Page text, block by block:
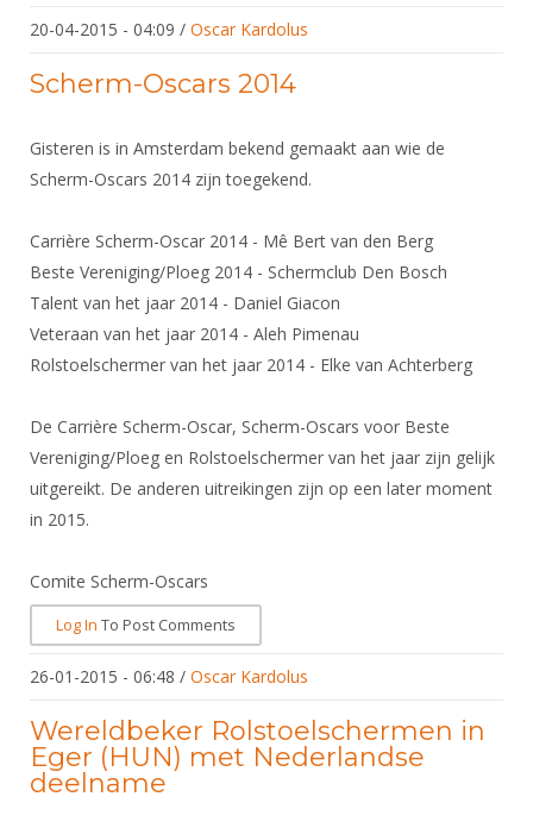
20-04-2015 - 04:09 / Oscar Kardolus
Scherm-Oscars 2014
Gisteren is in Amsterdam bekend gemaakt aan wie de
Scherm-Oscars 2014 zijn toegekend.
Carrière Scherm-Oscar 2014 - Mê Bert van den Berg
Beste Vereniging/Ploeg 2014 - Schermclub Den Bosch
Talent van het jaar 2014 - Daniel Giacon
Veteraan van het jaar 2014 - Aleh Pimenau
Rolstoelschermer van het jaar 2014 - Elke van Achterberg
De Carrière Scherm-Oscar, Scherm-Oscars voor Beste
Vereniging/Ploeg en Rolstoelschermer van het jaar zijn gelijk
uitgereikt. De anderen uitreikingen zijn op een later moment
in 2015.
Comite Scherm-Oscars
Log In To Post Comments
26-01-2015 - 06:48 / Oscar Kardolus
Wereldbeker Rolstoelschermen in
Eger (HUN) met Nederlandse
deelname